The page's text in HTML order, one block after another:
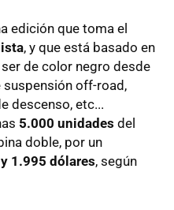
edición que toma el
, y que está basado en
ser de color negro desde
suspensión off-road,
descenso, etc...
5.000 unidades del
doble, por un
1.995 dólares, según